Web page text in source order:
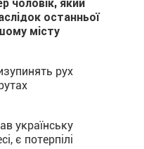
чоловік, який
останньої
місту
рух
українську
є потерпілі